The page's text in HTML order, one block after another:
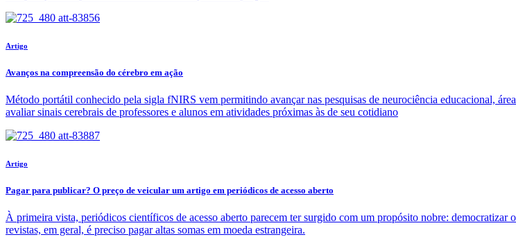
Artigo
Avanços na compreensão do cérebro em ação
Método portátil conhecido pela sigla fNIRS vem permitindo avançar nas pesquisas de neurociência educacional,
avaliar sinais cerebrais de professores e alunos em atividades próximas às de seu cotidiano
Artigo
Pagar para publicar? O preço de veicular um artigo em periódicos de acesso aberto
À primeira vista, periódicos científicos de acesso aberto parecem ter surgido com um propósito nobre:
revistas, em geral, é preciso pagar altas somas em moeda estrangeira.